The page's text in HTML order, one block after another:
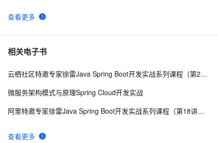
查看更多
相关电子书
查看更多
云栖社区特邀专家徐雷Java Spring Boot开发实战系列课程（第20讲）：经典面试题与阿里等名企内部招聘求职面试技巧
微服务架构模式与原理Spring Cloud开发实战
阿里特邀专家徐雷Java Spring Boot开发实战系列课程（第18讲）：制作Java Docker镜像与推送到DockerHub和阿里云Docker仓库